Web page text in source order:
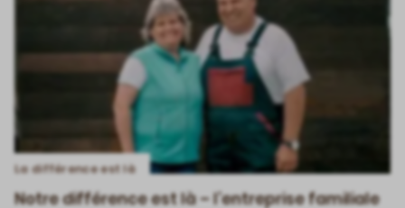
La différence est là
Notre différence est là – l’entreprise familiale